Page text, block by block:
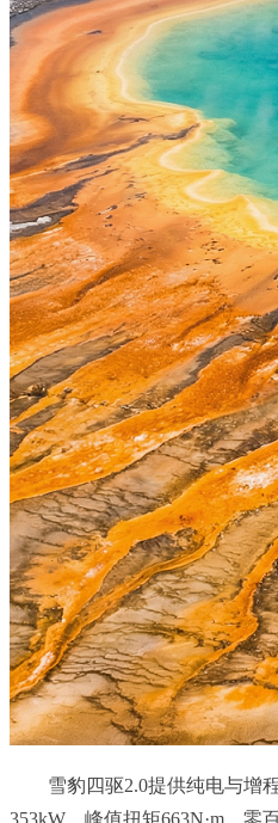
雪豹四驱2.0提供纯电与增
353kW、峰值扭矩663N·m，零